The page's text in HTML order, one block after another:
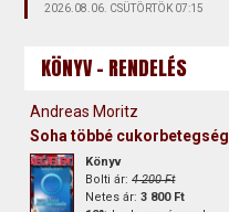
2026.08.06. CSÜTÖRTÖK 07:15
KÖNYV - RENDELÉS
Andreas Moritz
Soha többé cukorbetegség
Könyv
Bolti ár:4 200 Ft
Netes ár:3 800 Ft